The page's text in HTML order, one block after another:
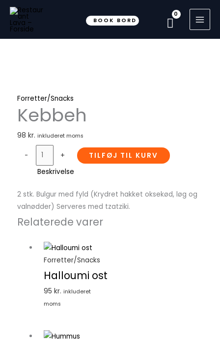
indholdet
BOOK BORD
Forretter/Snacks
Kebbeh
98 kr. inkluderet moms
- +
TILFØJ TIL KURV
Beskrivelse
2 stk. Bulgur med fyld (Krydret hakket oksekød, løg og
valnødder) Serveres med tzatziki.
Relaterede varer
Forretter/Snacks
Halloumi ost
95kr. inkluderet
moms